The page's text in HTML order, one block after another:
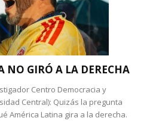
NO GIRÓ A LA DERECHA
Centro Democracia y
Central): Quizás la pregunta
América Latina gira a la derecha.